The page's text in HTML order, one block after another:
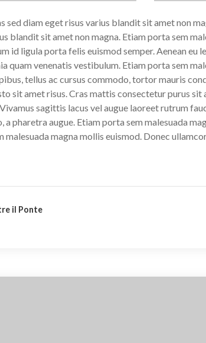
sed diam eget risus varius blandit sit amet non
blandit sit amet non magna. Etiam porta sem
id ligula porta felis euismod semper. Aenean eu
quam venenatis vestibulum. Etiam porta sem
tellus ac cursus commodo, tortor mauris
sit amet risus. Cras mattis consectetur purus sit
sagittis lacus vel augue laoreet rutrum
a pharetra augue. Etiam porta sem malesuada
malesuada magna mollis euismod. Donec
il Ponte